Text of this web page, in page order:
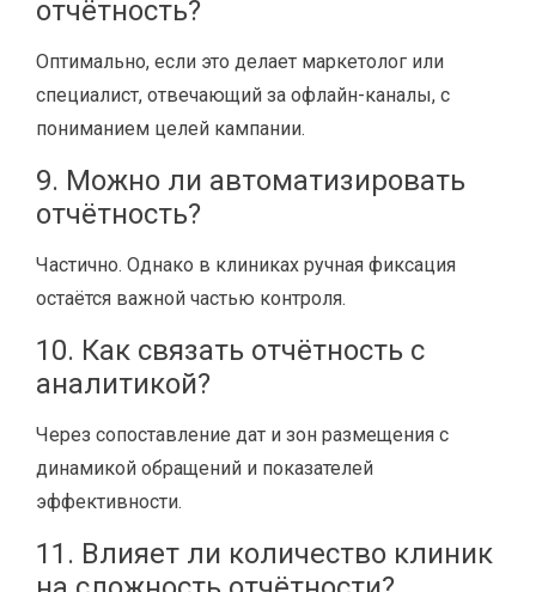
отчётность?
Оптимально, если это делает маркетолог или
специалист, отвечающий за офлайн-каналы, с
пониманием целей кампании.
9. Можно ли автоматизировать
отчётность?
Частично. Однако в клиниках ручная фиксация
остаётся важной частью контроля.
10. Как связать отчётность с
аналитикой?
Через сопоставление дат и зон размещения с
динамикой обращений и показателей
эффективности.
11. Влияет ли количество клиник